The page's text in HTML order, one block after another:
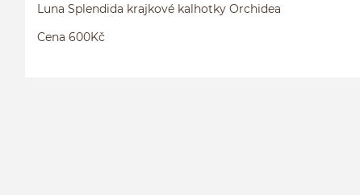
Luna Splendida krajkové kalhotky Orchidea
Cena 600Kč